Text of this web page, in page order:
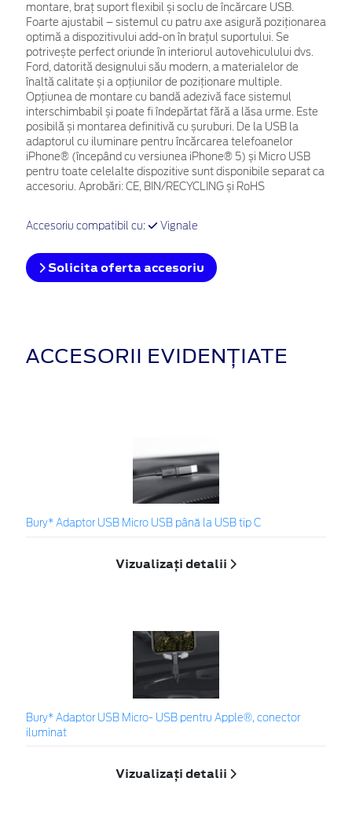
montare, braț suport flexibil și soclu de încărcare USB.
Foarte ajustabil – sistemul cu patru axe asigură poziționarea
optimă a dispozitivului add-on în brațul suportului. Se
potrivește perfect oriunde în interiorul autovehiculului dvs.
Ford, datorită designului său modern, a materialelor de
înaltă calitate și a opțiunilor de poziționare multiple.
Opțiunea de montare cu bandă adezivă face sistemul
interschimbabil și poate fi îndepărtat fără a lăsa urme. Este
posibilă și montarea definitivă cu șuruburi. De la USB la
adaptorul cu iluminare pentru încărcarea telefoanelor
iPhone® (începând cu versiunea iPhone® 5) și Micro USB
pentru toate celelalte dispozitive sunt disponibile separat ca
accesoriu. Aprobări: CE, BIN/RECYCLING și RoHS
Accesoriu compatibil cu: Vignale
Solicita oferta accesoriu
ACCESORII EVIDENȚIATE
Bury* Adaptor USB Micro USB până la USB tip C
Vizualizați detalii
Bury* Adaptor USB Micro- USB pentru Apple®, conector
iluminat
Vizualizați detalii